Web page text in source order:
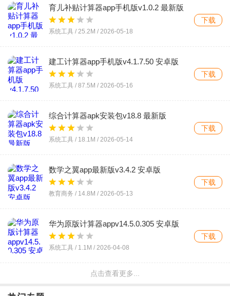
育儿补贴计算器app手机版v1.0.2 最新版
系统工具 / 25.2M / 2026-05-18
下载
建工计算器app手机版v4.1.7.50 安卓版
系统工具 / 87.5M / 2026-05-16
下载
综合计算器apk安装包v18.8 最新版
系统工具 / 18.1M / 2026-05-14
下载
数学之翼app最新版v3.4.2 安卓版
教育商务 / 14.8M / 2026-05-13
下载
华为原版计算器appv14.5.0.305 安卓版
系统工具 / 1.1M / 2026-04-08
下载
退休金计算助手app手机版v1.0.0 最新版
点击查看更多...